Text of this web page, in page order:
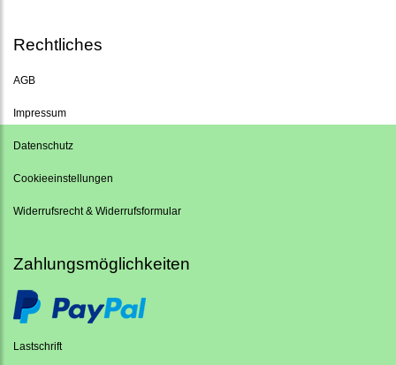
Rechtliches
AGB
Impressum
Datenschutz
Cookieeinstellungen
Widerrufsrecht & Widerrufsformular
Zahlungsmöglichkeiten
Lastschrift